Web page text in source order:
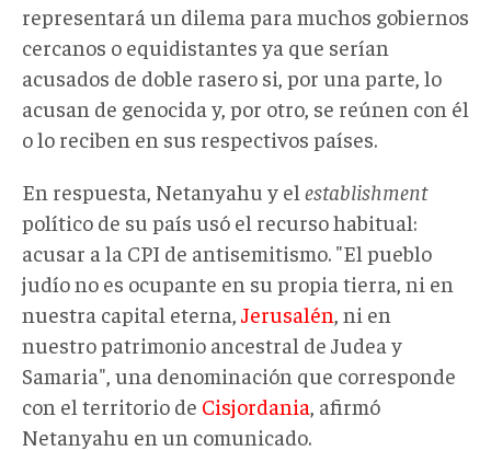
representará un dilema para muchos gobiernos
cercanos o equidistantes ya que serían
acusados de doble rasero si, por una parte, lo
acusan de genocida y, por otro, se reúnen con él
o lo reciben en sus respectivos países.
En respuesta, Netanyahu y el establishment
político de su país usó el recurso habitual:
acusar a la CPI de antisemitismo. "El pueblo
judío no es ocupante en su propia tierra, ni en
nuestra capital eterna, Jerusalén , ni en
nuestro patrimonio ancestral de Judea y
Samaria", una denominación que corresponde
con el territorio de Cisjordania , afirmó
Netanyahu en un comunicado.